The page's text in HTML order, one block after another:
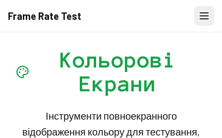
Frame Rate Test
Кольорові
Екрани
Інструменти повноекранного
відображення кольору для тестування,